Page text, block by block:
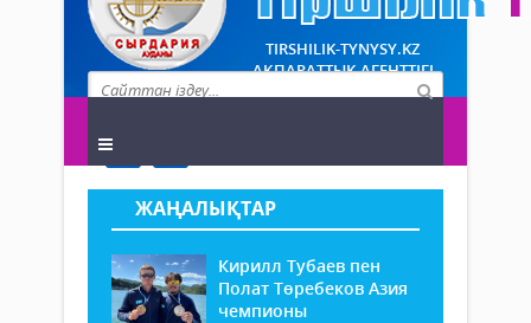
TIRSHILIK-TYNYSY.KZ
АҚПАРАТТЫҚ АГЕНТТІГІ
ЖАҢАЛЫҚТАР
Кирилл Тубаев пен
Полат Төребеков Азия
чемпионы